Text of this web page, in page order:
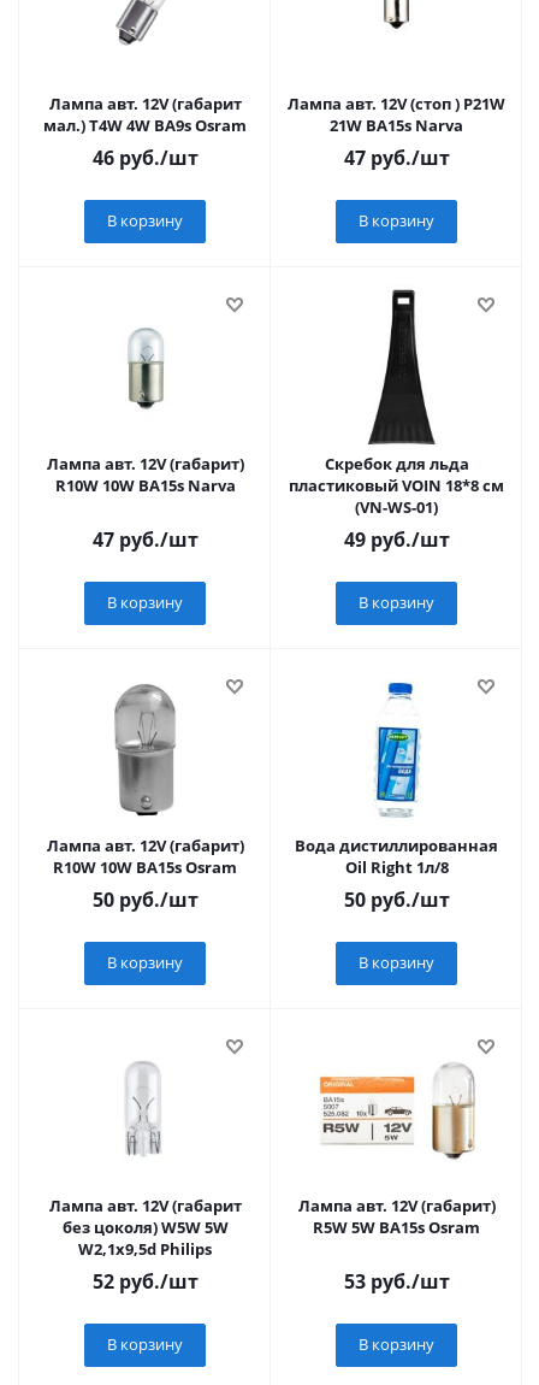
Лампа авт. 12V (габарит
мал.) T4W 4W BA9s Osram
46руб./шт
В корзину
Лампа авт. 12V (стоп ) P21W
21W BA15s Narva
47руб./шт
В корзину
Лампа авт. 12V (габарит)
R10W 10W BA15s Narva
47руб./шт
В корзину
Скребок для льда
пластиковый VOIN 18*8 см
(VN-WS-01)
49руб./шт
В корзину
Лампа авт. 12V (габарит)
R10W 10W BA15s Osram
50руб./шт
В корзину
Вода дистиллированная
Oil Right 1л/8
50руб./шт
В корзину
Лампа авт. 12V (габарит
без цоколя) W5W 5W
W2,1x9,5d Philips
52руб./шт
В корзину
Лампа авт. 12V (габарит)
R5W 5W BA15s Osram
53руб./шт
В корзину